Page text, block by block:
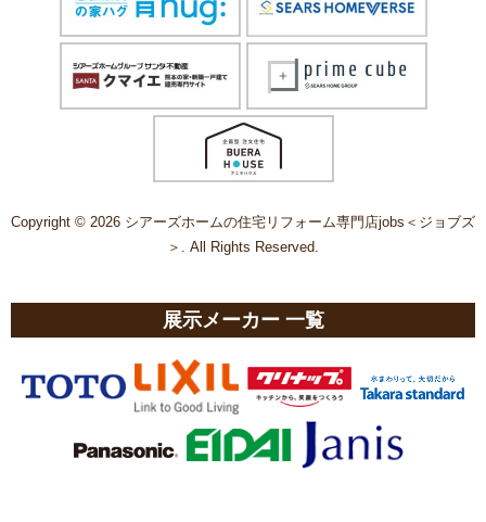
Copyright © 2026 シアーズホームの住宅リフォーム専門店jobs＜ジョブズ
＞. All Rights Reserved.
展示メーカー 一覧